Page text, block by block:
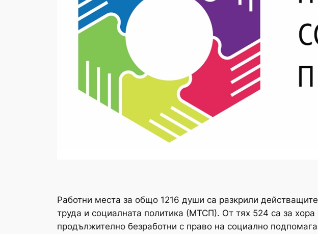
Работни места за общо 1216 души са разкрили
труда и социалната политика (МТСП). От тях 524 са за
продължително безработни с право на социално